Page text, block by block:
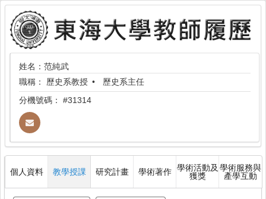
姓名：范純武
職稱： 歷史系教授
歷史系主任
分機號碼： #31314
個人資料 教學授課 研究計畫 學術著作 學術活動及
獲獎
學術服務與
產學互動